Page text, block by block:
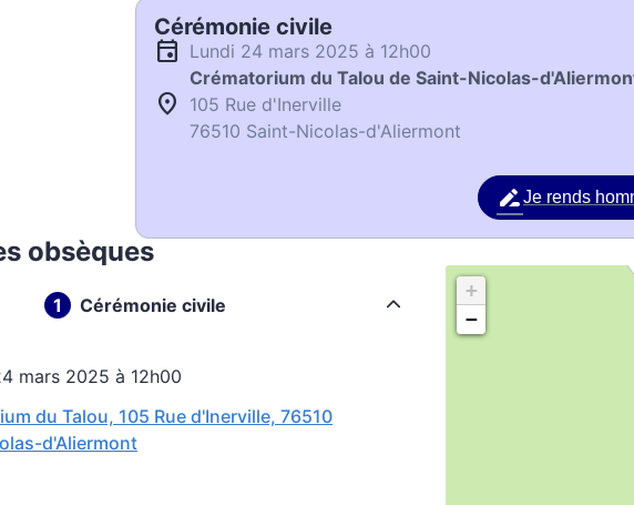
Cérémonie civile
lundi 24 mars 2025 à 12h00
Crématorium du Talou de Saint-Nicolas-
105 Rue d'Inerville
76510 Saint-Nicolas-d'Aliermont
Je rends
obsèques
Cérémonie civile
mars 2025 à 12h00
du Talou, 105 Rue d'Inerville, 76510
d'Aliermont
+
−